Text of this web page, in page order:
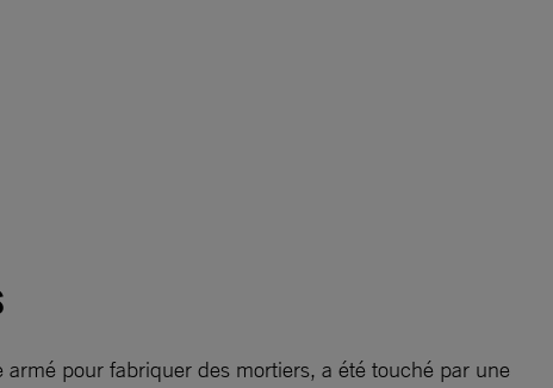
pour fabriquer des mortiers, a été touché par une